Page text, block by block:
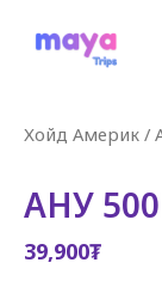
Хойд Америк /
АНУ
39,900₮